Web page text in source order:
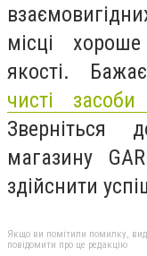
місці
якості.
чисті
Зверніться
магазину
здійснити
Якщо ви помітили помилку,
повідомити про це редакцію